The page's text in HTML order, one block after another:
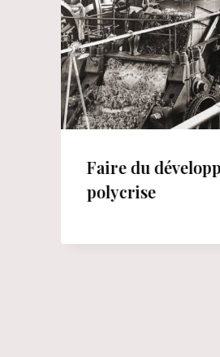
Faire du
polycrise